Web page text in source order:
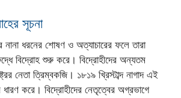
সূচনা
নানা ধরনের শোষণ ও অত্যাচারের ফলে তারা
বিদ্রোহ শুরু করে। বিদ্রোহীদের অন্যতম
নেতা ত্রিম্বকজি। ১৮১৯ খ্রিস্টাব্দ নাগাদ এই
করে। বিদ্রোহীদের নেতৃত্বের অগ্রভাগে